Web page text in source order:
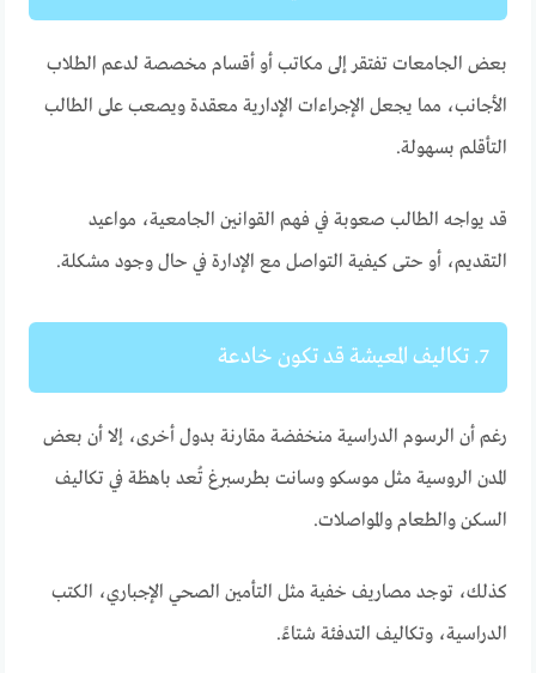
بعض الجامعات تفتقر إلى مكاتب أو أقسام مخصصة لدعم الطلاب
الأجانب، مما يجعل الإجراءات الإدارية معقدة ويصعب على الطالب
التأقلم بسهولة.
قد يواجه الطالب صعوبة في فهم القوانين الجامعية، مواعيد
التقديم، أو حتى كيفية التواصل مع الإدارة في حال وجود مشكلة.
7. تكاليف المعيشة قد تكون خادعة
رغم أن الرسوم الدراسية منخفضة مقارنة بدول أخرى، إلا أن بعض
المدن الروسية مثل موسكو وسانت بطرسبرغ تُعد باهظة في تكاليف
السكن والطعام والمواصلات.
كذلك، توجد مصاريف خفية مثل التأمين الصحي الإجباري، الكتب
الدراسية، وتكاليف التدفئة شتاءً.